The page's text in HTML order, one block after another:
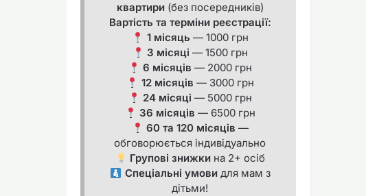
квартири(без посередників)
Вартість та терміни реєстрації:
1 місяць — 1000 грн
3 місяці — 1500 грн
6 місяців — 2000 грн
12 місяців — 3000 грн
24 місяці — 5000 грн
36 місяців — 6500 грн
60 та 120 місяців —
обговорюється індивідуально
Групові знижки на 2+ осіб
Спеціальні умовидля мам з
дітьми!